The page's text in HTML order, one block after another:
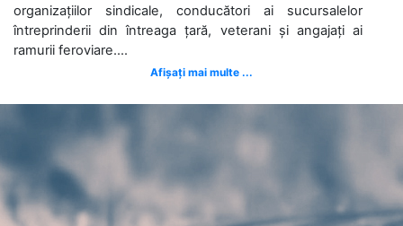
organizațiilor sindicale, conducători ai sucursalelor
întreprinderii din întreaga țară, veterani și angajați ai
ramurii feroviare....
Afișați mai multe ...